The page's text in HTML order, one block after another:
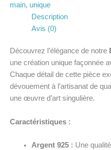
main, unique
Description
Avis (0)
Découvrez l’élégance de notre
une création unique façonnée
Chaque détail de cette pièce
dévouement à l’artisanat de
une œuvre d’art singulière.
Caractéristiques :
Argent 925 : Une